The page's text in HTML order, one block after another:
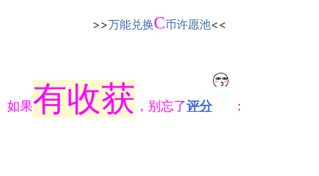
>>万能兑换C币许愿池<<
如果有收获 ，别忘了评分 ：